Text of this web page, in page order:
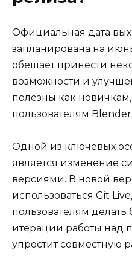
Официальная дата
запланирована на
обещает принести
возможности и
полезны как
пользователям Blender.
Одной из ключевых
является изменение
версиями. В новой
использоваться Git
пользователям
итерации работы над
упростит совместную